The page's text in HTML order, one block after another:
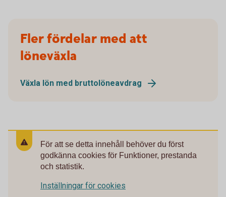
Fler fördelar med att
löneväxla
Växla lön med bruttolöneavdrag
För att se detta innehåll behöver du först
godkänna cookies för Funktioner, prestanda
och statistik.
Inställningar för cookies